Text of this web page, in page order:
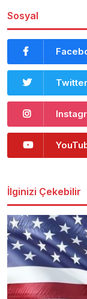
Sosyal
Twitter
İlginizi Çekebilir